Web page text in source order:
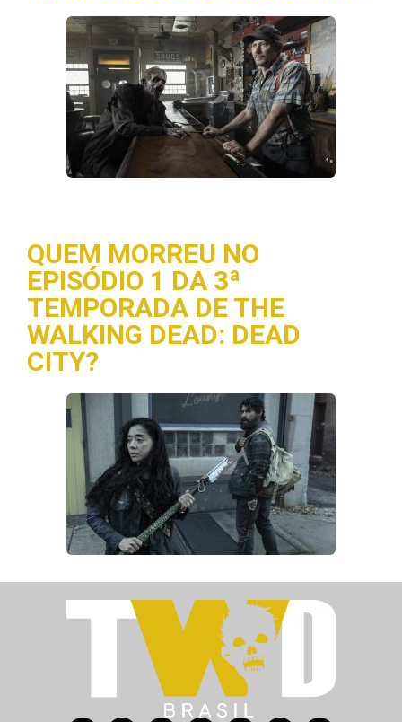
QUEM MORREU NO
EPISÓDIO 1 DA 3ª
TEMPORADA DE THE
WALKING DEAD: DEAD
CITY?